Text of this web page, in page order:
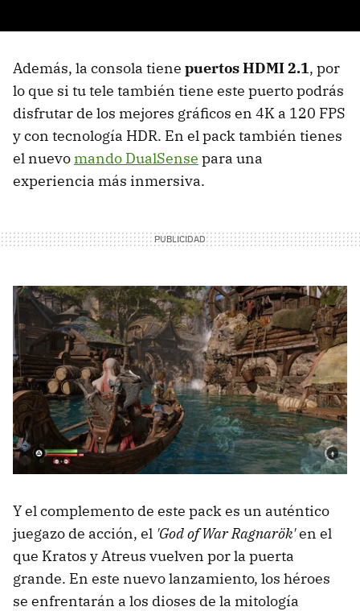
Además, la consola tiene puertos HDMI 2.1, por
lo que si tu tele también tiene este puerto podrás
disfrutar de los mejores gráficos en 4K a 120 FPS
y con tecnología HDR. En el pack también tienes
el nuevomando DualSense para una
experiencia más inmersiva.
Y el complemento de este pack es un auténtico
juegazo de acción, el 'God of War Ragnarök'en el
que Kratos y Atreus vuelven por la puerta
grande. En este nuevo lanzamiento, los héroes
se enfrentarán a los dioses de la mitología